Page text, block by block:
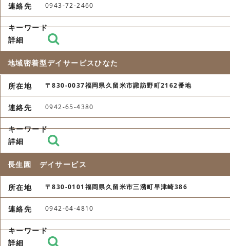
0943-72-2460
地域密着型デイサービスひなた
〒830-0037福岡県久留米市諏訪野町2162番地
0942-65-4380
長生園 デイサービス
〒830-0101福岡県久留米市三潴町早津崎386
0942-64-4810